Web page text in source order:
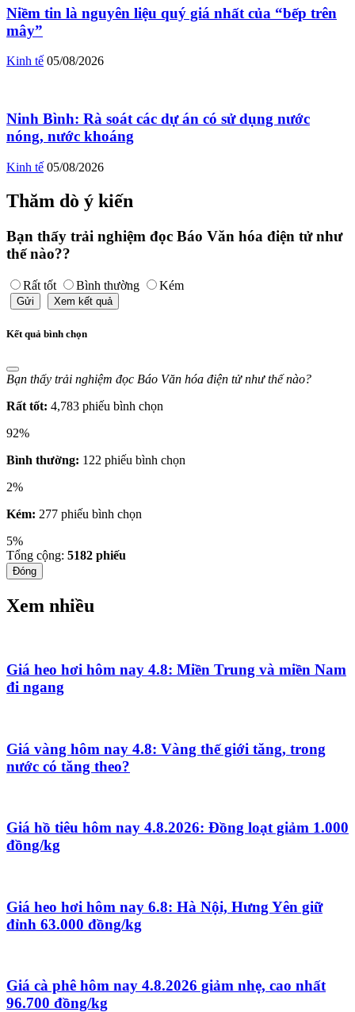
Niềm tin là nguyên liệu quý giá nhất của “bếp trên
mây”
Kinh tế 05/08/2026
Ninh Bình: Rà soát các dự án có sử dụng nước
nóng, nước khoáng
Kinh tế 05/08/2026
Thăm dò ý kiến
Bạn thấy trải nghiệm đọc Báo Văn hóa điện tử như
thế nào??
Rất tốt Bình thường Kém
Gửi Xem kết quả
Kết quả bình chọn
Bạn thấy trải nghiệm đọc Báo Văn hóa điện tử như thế nào?
Rất tốt: 4,783 phiếu bình chọn
92%
Bình thường: 122 phiếu bình chọn
2%
Kém: 277 phiếu bình chọn
5%
Tổng cộng: 5182 phiếu
Đóng
Xem nhiều
Giá heo hơi hôm nay 4.8: Miền Trung và miền Nam
đi ngang
Giá vàng hôm nay 4.8: Vàng thế giới tăng, trong
nước có tăng theo?
Giá hồ tiêu hôm nay 4.8.2026: Đồng loạt giảm 1.000
đồng/kg
Giá heo hơi hôm nay 6.8: Hà Nội, Hưng Yên giữ
đỉnh 63.000 đồng/kg
Giá cà phê hôm nay 4.8.2026 giảm nhẹ, cao nhất
96.700 đồng/kg